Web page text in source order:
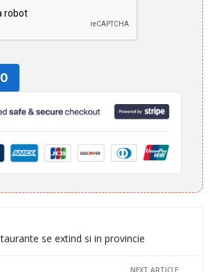
se extind si in provincie